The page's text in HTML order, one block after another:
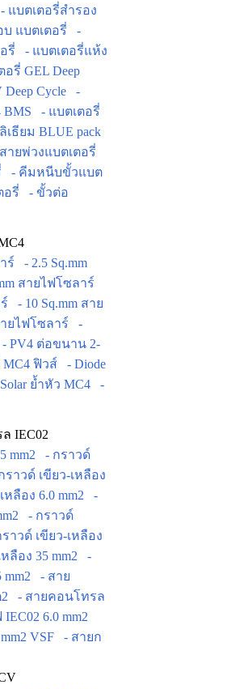
- แบตเตอรี่สำรอง
แบตเตอรี่
-
รี่
- แบตเตอรี่แห้ง
อรี่ GEL Deep
Cycle
-
BMS
- แบตเตอรี่
เธียม BLUE pack
ายพ่วงแบตเตอรี่
- คีมหนีบขั้วแบต
อรี่
- ขั้วต่อ
ร์
- 2.5 Sq.mm
สายไฟโซลาร์
- 10 Sq.mm สาย
ายไฟโซลาร์
-
- PV4 ต่อขนาน 2-
MC4 ฟิวส์
- Diode
ย้ำหัว MC4
-
IEC02
mm2
- กราวด์
ราวด์ เขียว-เหลือง
หลือง 6.0 mm2
-
- กราวด์
าวด์ เขียว-เหลือง
ลือง 35 mm2
-
- สาย
- สายคอนโทรล
6.0 mm2
VSF
- สายก